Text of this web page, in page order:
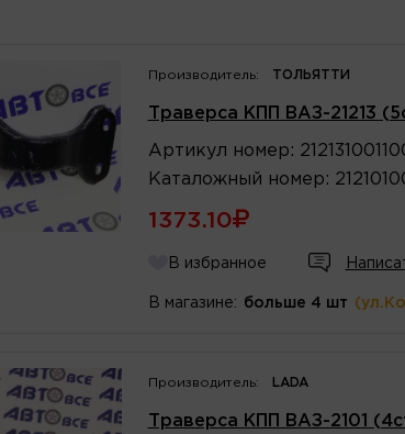
Производитель: ТОЛЬЯТТИ
Траверса КПП ВАЗ-21213
Артикул номер :
Каталожный номер :
1373.10
В избранное
В магазине: больше 4 шт
Производитель: LADA
Траверса КПП ВАЗ-2101